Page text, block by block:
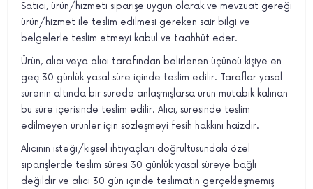
Satıcı, ürün/hizmeti siparişe uygun olarak ve mevzuat gereği
ürün/hizmet ile teslim edilmesi gereken sair bilgi ve
belgelerle teslim etmeyi kabul ve taahhüt eder.
Ürün, alıcı veya alıcı tarafından belirlenen üçüncü kişiye en
geç 30 günlük yasal süre içinde teslim edilir. Taraflar yasal
sürenin altında bir sürede anlaşmışlarsa ürün mutabık kalınan
bu süre içerisinde teslim edilir. Alıcı, süresinde teslim
edilmeyen ürünler için sözleşmeyi fesih hakkını haizdir.
Alıcının isteği/kişisel ihtiyaçları doğrultusundaki özel
siparişlerde teslim süresi 30 günlük yasal süreye bağlı
değildir ve alıcı 30 gün içinde teslimatın gerçekleşmemiş